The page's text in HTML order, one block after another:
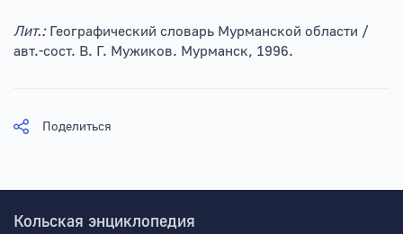
Лит.: Географический словарь Мурманской области /
авт.-сост. В. Г. Мужиков. Мурманск, 1996.
Поделиться
Кольская энциклопедия